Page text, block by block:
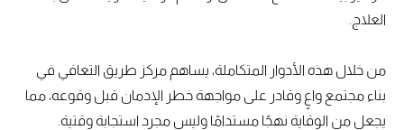
العلاج.
من خلال هذه الأدوار المتكاملة، يساهم مركز طريق التعافي في
بناء مجتمع واعٍ وقادر على مواجهة خطر الإدمان قبل وقوعه، مما
يجعل من الوقاية نهجًا مستدامًا وليس مجرد استجابة وقتية.